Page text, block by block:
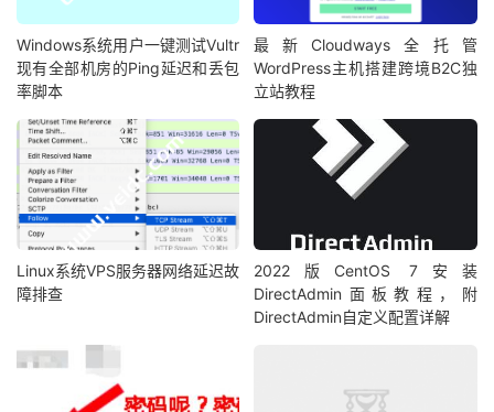
Windows系统用户一键测试Vultr
现有全部机房的Ping延迟和丢包
率脚本
最新Cloudways全托管
WordPress主机搭建跨境B2C独
立站教程
Linux系统VPS服务器网络延迟故
障排查
2022版CentOS 7安装
DirectAdmin面板教程，附
DirectAdmin自定义配置详解